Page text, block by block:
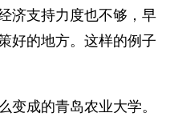
济支持力度也不够，早
好的地方。这样的例子
变成的青岛农业大学。